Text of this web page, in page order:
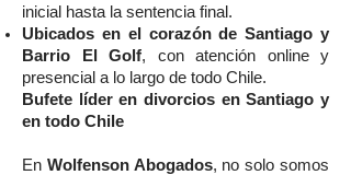
inicial hasta la sentencia final.
Ubicados en el corazón de Santiago y
Barrio El Golf, con atención online y
presencial a lo largo de todo Chile.
Bufete líder en divorcios en Santiago y
en todo Chile
En Wolfenson Abogados, no solo somos